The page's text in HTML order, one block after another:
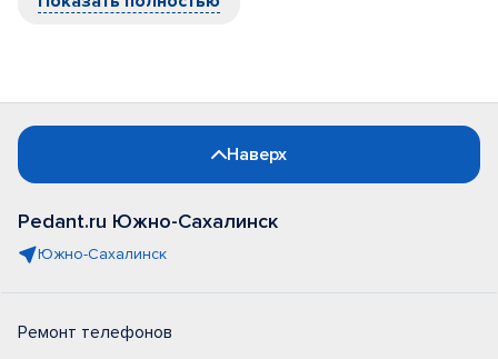
Наверх
Pedant.ru Южно-Сахалинск
Южно-Сахалинск
Ремонт телефонов